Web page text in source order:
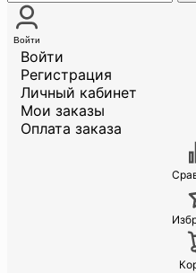
Войти
Войти
Регистрация
Личный кабинет
Мои заказы
Оплата заказа